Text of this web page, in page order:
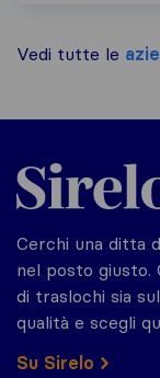
Vedi tutte le
Sirelo.it
Cerchi una ditta
nel posto giusto.
di traslochi sia
qualità e scegli
Su Sirelo